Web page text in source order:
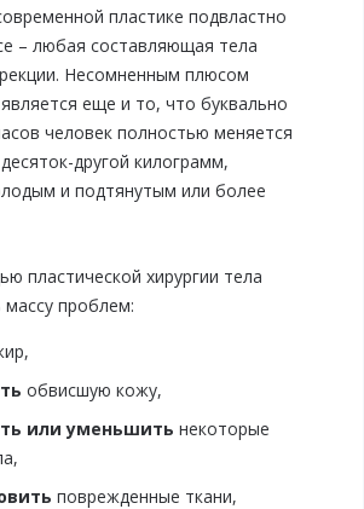
пластике подвластно
– любая составляющая тела
Несомненным плюсом
еще и то, что буквально
человек полностью меняется
другой килограмм,
и подтянутым или более
пластической хирургии тела
проблем:
обвисшую кожу,
или уменьшить некоторые
поврежденные ткани,